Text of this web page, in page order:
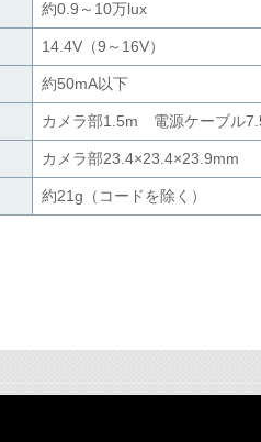
約0.9～10万lux
14.4V（9～16V）
約50mA以下
カメラ部1.5m 電源ケーブル
カメラ部23.4×23.4×23.9mm
約21g（コードを除く）